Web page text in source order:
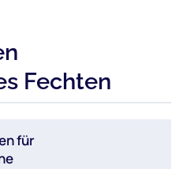
Fechten
für